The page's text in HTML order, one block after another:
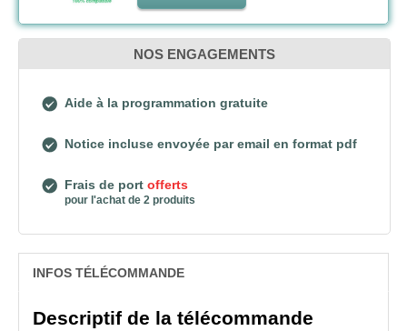
NOS ENGAGEMENTS
Aide à la programmation gratuite
Notice incluse envoyée par email en format pdf
Frais de port offerts
pour l'achat de 2 produits
INFOS TÉLÉCOMMANDE
Descriptif de la télécommande